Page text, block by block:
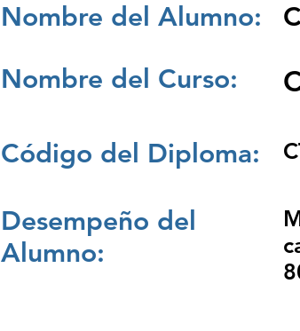
Nombre del Alumno:
Nombre del Curso:
Código del Diploma:
Desempeño del
Alumno: